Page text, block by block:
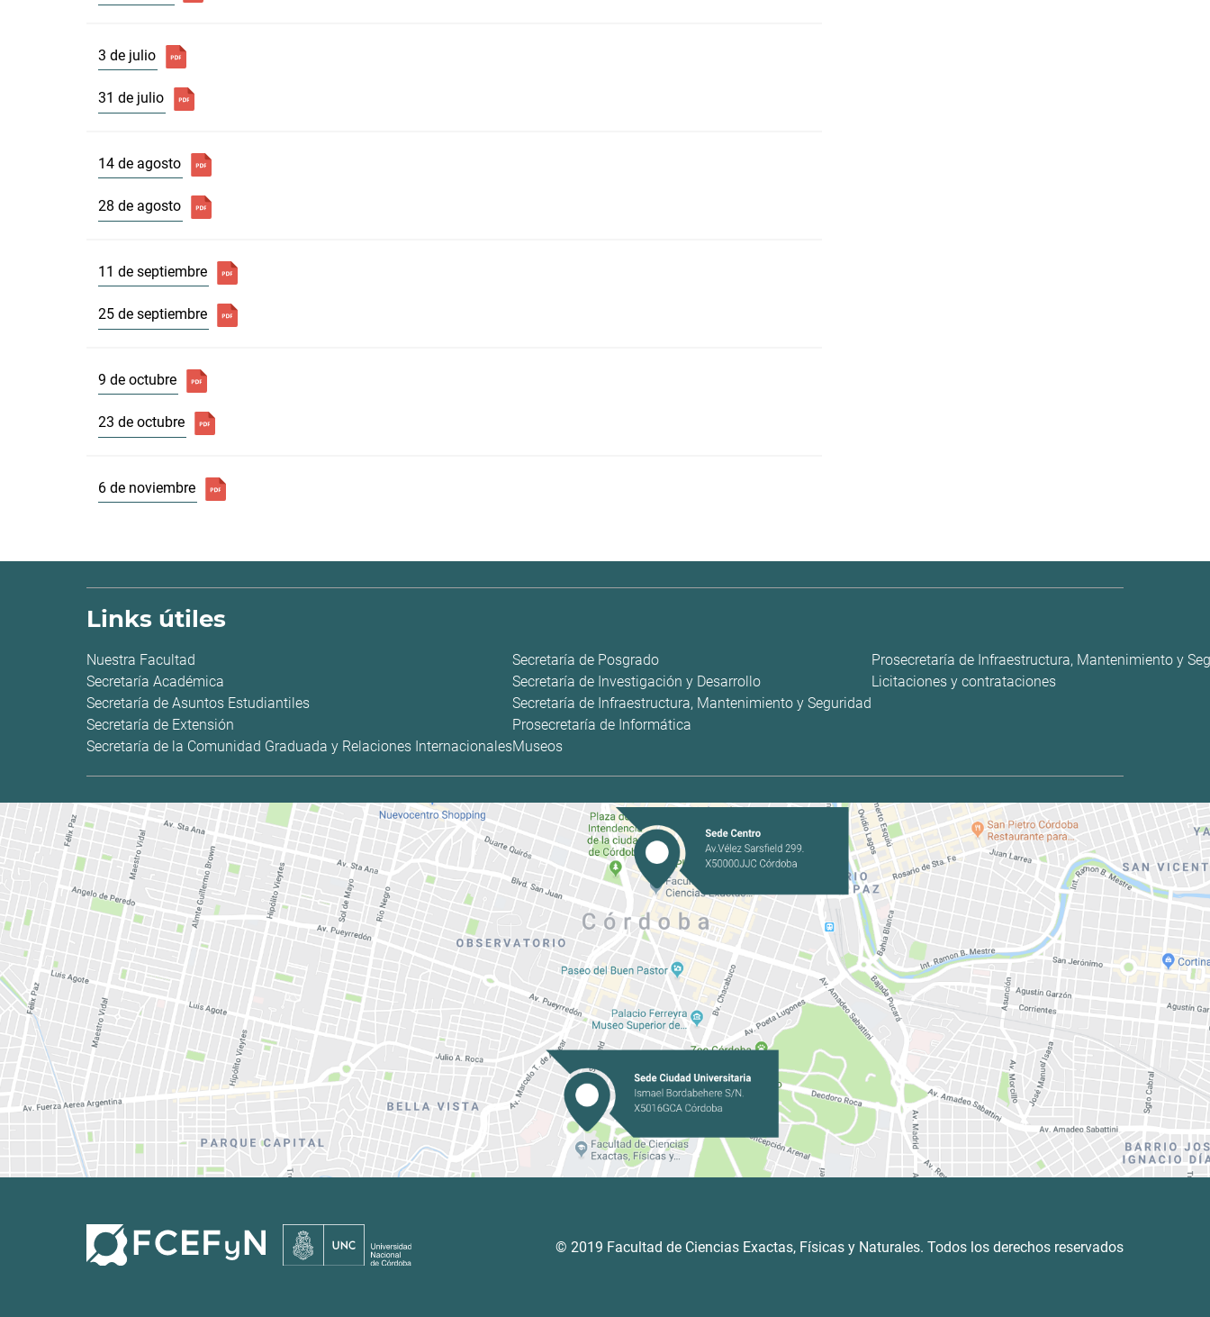
3 de julio
31 de julio
14 de agosto
28 de agosto
11 de septiembre
25 de septiembre
9 de octubre
23 de octubre
6 de noviembre
Links útiles
Nuestra Facultad
Secretaría Académica
Secretaría de Asuntos Estudiantiles
Secretaría de Extensión
Secretaría de la Comunidad Graduada y Relaciones Internacionales
Secretaría de Posgrado
Secretaría de Investigación y Desarrollo
Secretaría de Infraestructura, Mantenimiento y Seguridad
Prosecretaría de Informática
Museos
Prosecretaría de Infraestructura, Mantenimiento y
Licitaciones y contrataciones
© 2019 Facultad de Ciencias Exactas, Físicas y Naturales. Todos los derechos reservados